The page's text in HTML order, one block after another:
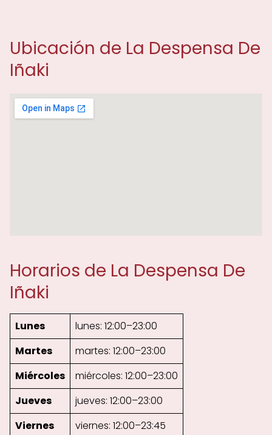
Ubicación de La Despensa De
Iñaki
Horarios de La Despensa De
Iñaki
Lunes
lunes: 12:00–23:00
Martes
martes: 12:00–23:00
Miércoles
miércoles: 12:00–23:00
Jueves
jueves: 12:00–23:00
Viernes
viernes: 12:00–23:45